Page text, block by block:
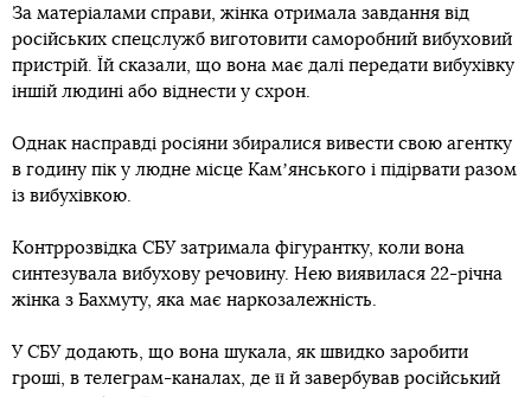
За матеріалами справи, жінка отримала завдання від
російських спецслужб виготовити саморобний вибуховий
пристрій. Їй сказали, що вона має далі передати вибухівку
іншій людині або віднести у схрон.
Однак насправді росіяни збиралися вивести свою агентку
в годину пік у людне місце Камʼянського і підірвати разом
із вибухівкою.
Контррозвідка СБУ затримала фігурантку, коли вона
синтезувала вибухову речовину. Нею виявилася 22-річна
жінка з Бахмуту, яка має наркозалежність.
У СБУ додають, що вона шукала, як швидко заробити
гроші, в телеграм-каналах, де її й завербував російський